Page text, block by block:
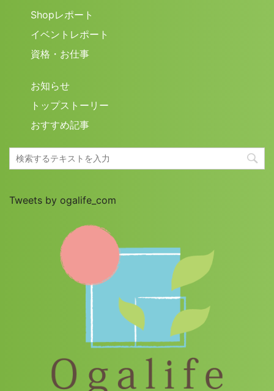
Shopレポート
イベントレポート
資格・お仕事
お知らせ
トップストーリー
おすすめ記事
Tweets by ogalife_com